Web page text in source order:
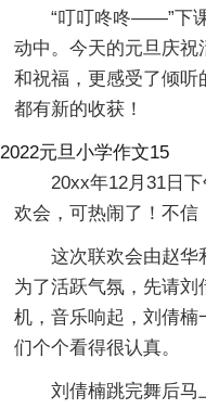
“叮叮咚咚——”下
动中。今天的元旦庆
和祝福，更感受了倾听
都有新的收获！
2022元旦小学作文15
20xx年12月31日
欢会，可热闹了！不信
这次联欢会由赵华
为了活跃气氛，先请
机，音乐响起，刘倩
们个个看得很认真。
刘倩楠跳完舞后马